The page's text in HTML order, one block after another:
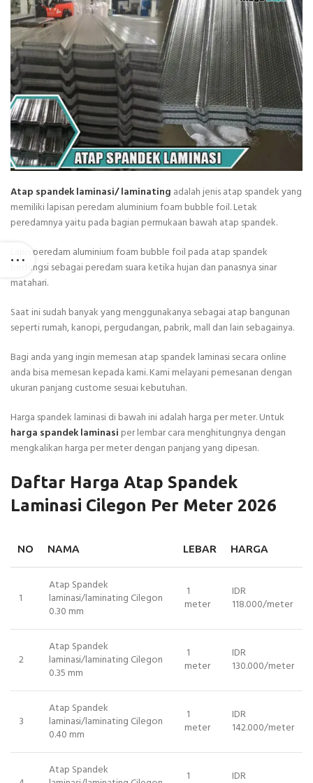
Atap spandek laminasi/ laminating adalah jenis atap spandek yang
memiliki lapisan peredam aluminium foam bubble foil. Letak
peredamnya yaitu pada bagian permukaan bawah atap spandek.
Lapis peredam aluminium foam bubble foil pada atap spandek
berfungsi sebagai peredam suara ketika hujan dan panasnya sinar
matahari.
Saat ini sudah banyak yang menggunakanya sebagai atap bangunan
seperti rumah, kanopi, pergudangan, pabrik, mall dan lain sebagainya.
Bagi anda yang ingin memesan atap spandek laminasi secara online
anda bisa memesan kepada kami. Kami melayani pemesanan dengan
ukuran panjang custome sesuai kebutuhan.
Harga spandek laminasi di bawah ini adalah harga per meter. Untuk
harga spandek laminasi per lembar cara menghitungnya dengan
mengkalikan harga per meter dengan panjang yang dipesan.
Daftar Harga Atap Spandek
Laminasi Cilegon Per Meter 2026
NO NAMA LEBAR HARGA
1
Atap Spandek
laminasi/laminating Cilegon
0.30 mm
1
meter
IDR
118.000/meter
2
Atap Spandek
laminasi/laminating Cilegon
0.35 mm
1
meter
IDR
130.000/meter
3
Atap Spandek
laminasi/laminating Cilegon
0.40 mm
1
meter
IDR
142.000/meter
Atap Spandek
1
IDR